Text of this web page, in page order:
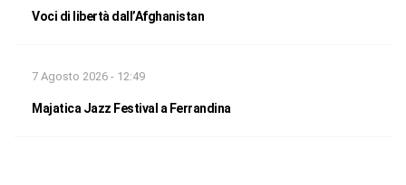
Voci di libertà dall’Afghanistan
7 Agosto 2026 - 12:49
Majatica Jazz Festival a Ferrandina